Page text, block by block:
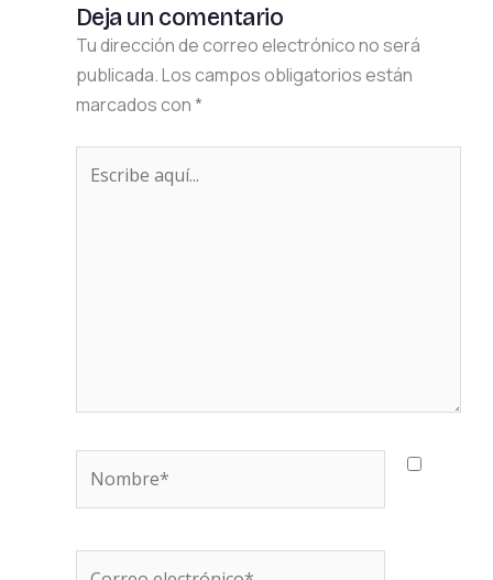
Deja un comentario
Tu dirección de correo electrónico no será
publicada.Los campos obligatorios están
marcados con*
aquí...